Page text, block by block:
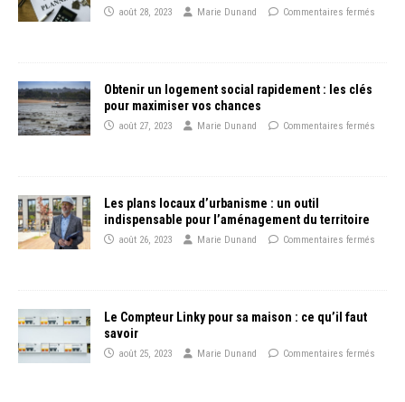
août 28, 2023 Marie Dunand Commentaires fermés
Obtenir un logement social rapidement : les clés
pour maximiser vos chances
août 27, 2023 Marie Dunand Commentaires fermés
Les plans locaux d’urbanisme : un outil
indispensable pour l’aménagement du territoire
août 26, 2023 Marie Dunand Commentaires fermés
Le Compteur Linky pour sa maison : ce qu’il faut
savoir
août 25, 2023 Marie Dunand Commentaires fermés